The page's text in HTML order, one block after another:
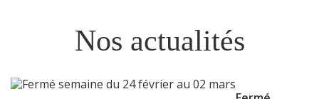
Nos actualités